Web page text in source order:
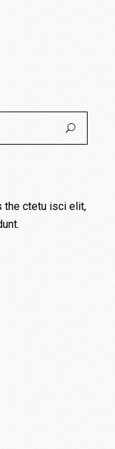
the ctetu isci elit,